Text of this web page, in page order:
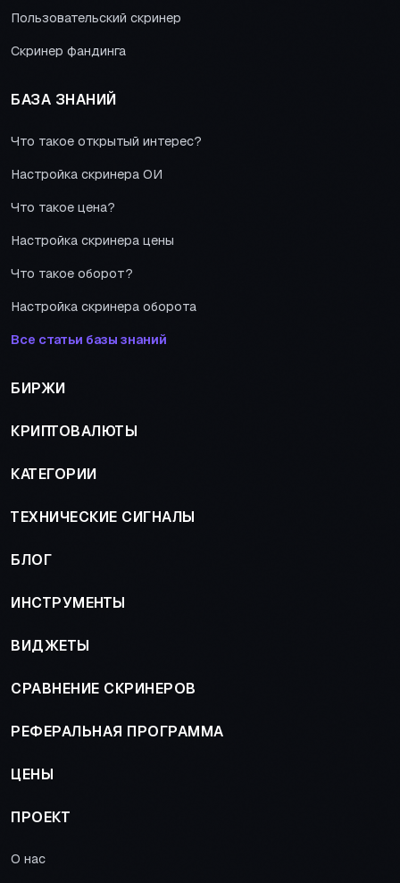
Пользовательский скринер
Скринер фандинга
БАЗА ЗНАНИЙ
Что такое открытый интерес?
Настройка скринера ОИ
Что такое цена?
Настройка скринера цены
Что такое оборот?
Настройка скринера оборота
Все статьи базы знаний
БИРЖИ
КРИПТОВАЛЮТЫ
КАТЕГОРИИ
ТЕХНИЧЕСКИЕ СИГНАЛЫ
БЛОГ
ИНСТРУМЕНТЫ
ВИДЖЕТЫ
СРАВНЕНИЕ СКРИНЕРОВ
РЕФЕРАЛЬНАЯ ПРОГРАММА
ЦЕНЫ
ПРОЕКТ
О нас